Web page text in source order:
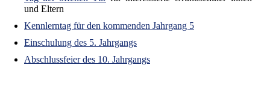
und Eltern
Kennlerntag für den kommenden Jahrgang 5
Einschulung des 5. Jahrgangs
Abschlussfeier des 10. Jahrgangs